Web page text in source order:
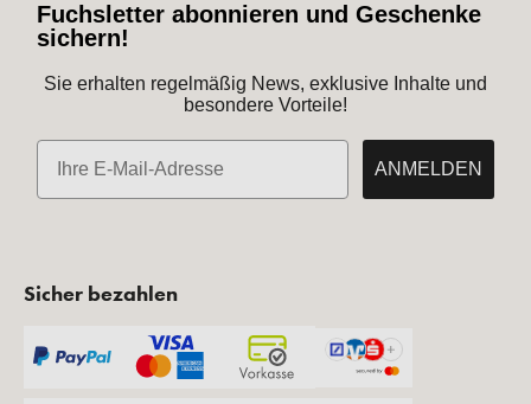
Fuchsletter abonnieren und Geschenke
sichern!
Sie erhalten regelmäßig News, exklusive Inhalte und
besondere Vorteile!
E-Mail
ANMELDEN
Sicher bezahlen